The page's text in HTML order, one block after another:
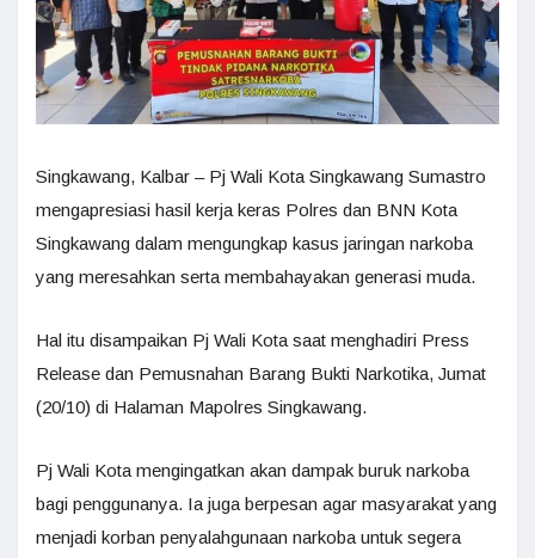
Singkawang, Kalbar – Pj Wali Kota Singkawang Sumastro
mengapresiasi hasil kerja keras Polres dan BNN Kota
Singkawang dalam mengungkap kasus jaringan narkoba
yang meresahkan serta membahayakan generasi muda.
Hal itu disampaikan Pj Wali Kota saat menghadiri Press
Release dan Pemusnahan Barang Bukti Narkotika, Jumat
(20/10) di Halaman Mapolres Singkawang.
Pj Wali Kota mengingatkan akan dampak buruk narkoba
bagi penggunanya. Ia juga berpesan agar masyarakat yang
menjadi korban penyalahgunaan narkoba untuk segera